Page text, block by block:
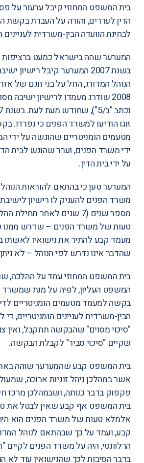
בית המשפט המחוזי קיבל ערעור על
הדין לעררים, והורה על העברת בקשת
לבחינת הוועדה הבין-משרדית לעניינים
הנוהל המדורג, החל על בני זוגם של
זוגו הודיעו למשרד הפנים כי נפרדו.
מטעמים הומניטריים שהוגשה על ידי
ידי משרד הפנים, וערר שהוגש לבית
על ידי בית הדין.
המערער טען כי בהתאם להוראות
משרד הפנים להעניק לו רישיון
מספר שנים (7 שנים לאחר
טעות של משרד הפנים – שדרש ממנו
מעמד קבע להתיר את נישואיו לאשתו
שהדבר אינו נדרש לפי הנוהל – לא
בית המשפט המחוזי עמד על ההלכה,
המשפט העליון, לפיה על מנת שמשרד
בקשה למעמד מטעמים הומניטריים
הבין-משרדית לעניינים הומניטריים,
"סיכוי מסוים" שהבקשה תתקבל, ואין
שקיים "סיכוי סביר" לקבלת הבקשה.
אשר במהלכן ניהל זוגיות ארוכה,
פקפוק בדבר כנותה, ושבמהלכן מרכז
בית המשפט אף קבע שאין לבטל את
אלמלא טעות של משרד הפנים הוא
קבע, ועמד על כך שבהתאם לנוהל
הרלוונטי, היה על משרד הפנים לקיים
בדבר הסיבות לכך שהנישואין עוד לא